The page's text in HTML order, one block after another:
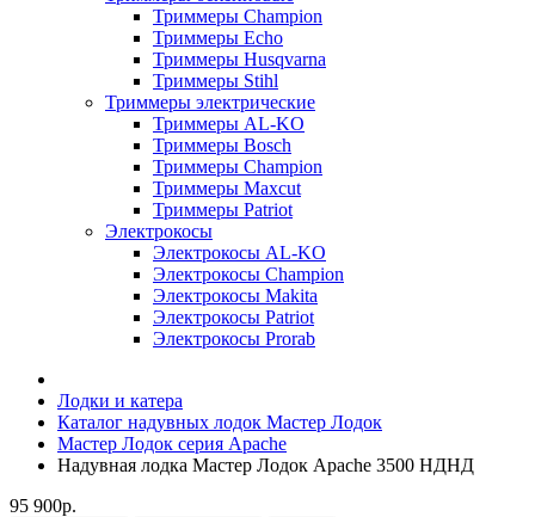
Триммеры Champion
Триммеры Echo
Триммеры Husqvarna
Триммеры Stihl
Триммеры электрические
Триммеры AL-KO
Триммеры Bosch
Триммеры Champion
Триммеры Maxcut
Триммеры Patriot
Электрокосы
Электрокосы AL-KO
Электрокосы Champion
Электрокосы Makita
Электрокосы Patriot
Электрокосы Prorab
Лодки и катера
Каталог надувных лодок Мастер Лодок
Мастер Лодок серия Apache
Надувная лодка Мастер Лодок Apache 3500 НДНД
95 900р.